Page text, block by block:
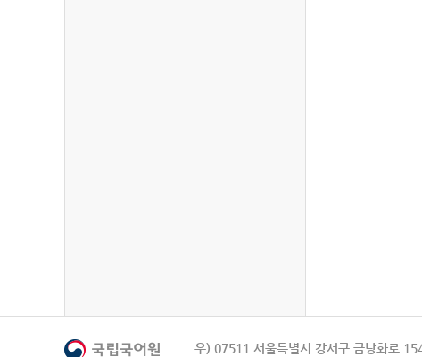
우) 07511 서울특별시 강서구 금낭화로